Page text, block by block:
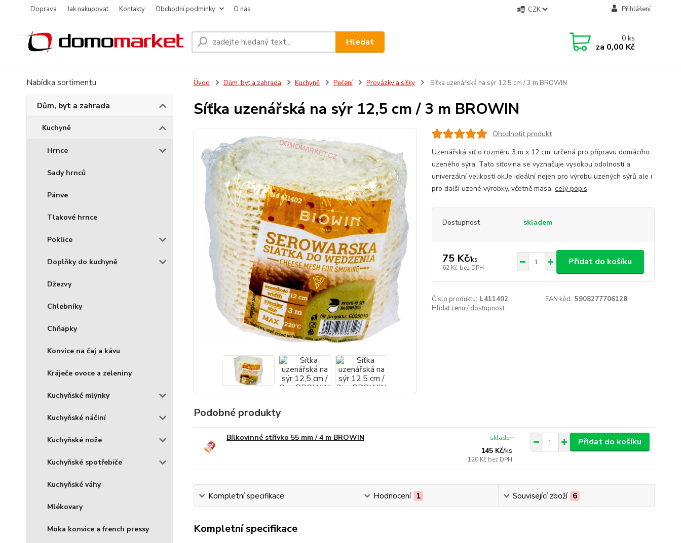
Doprava Jak nakupovat Kontakty Obchodní podmínky O nás CZK Přihlášení
Hledat 0ks
za 0,00 Kč
Nabídka sortimentu
Dům, byt a zahrada
Kuchyně
Hrnce
Sady hrnců
Pánve
Tlakové hrnce
Poklice
Doplňky do kuchyně
Džezvy
Chlebníky
Chňapky
Konvice na čaj a kávu
Kráječe ovoce a zeleniny
Kuchyňské mlýnky
Kuchyňské náčiní
Kuchyňské nože
Kuchyňské spotřebiče
Kuchyňské váhy
Mlékovary
Moka konvice a french pressy
Úvod Dům, byt a zahrada Kuchyně Pečení Provázky a síťky Síťka uzenářská na sýr 12,5 cm / 3 m BROWIN
Síťka uzenářská na sýr 12,5 cm / 3 m BROWIN
Ohodnotit produkt
Uzenářská síť o rozměru 3 m x 12 cm, určená pro přípravu domácího
uzeného sýra. Tato síťovina se vyznačuje vysokou odolností a
univerzální velikostí ok.Je ideální nejen pro výrobu uzených sýrů ale i
pro další uzené výrobky, včetně masa. celý popis
Dostupnost skladem
75 Kč/ks
62 Kč bez DPH
Přidat do košíku
Číslo produktu: L411402 EAN kód: 5908277706128
Hlídat cenu / dostupnost
Podobné produkty
Bílkovinné střívko 55 mm / 4 m BROWIN
145 Kč/ks
120 Kč bez DPH
skladem Přidat do košíku
Kompletní specifikace Hodnocení 1 Související zboží 6
Kompletní specifikace